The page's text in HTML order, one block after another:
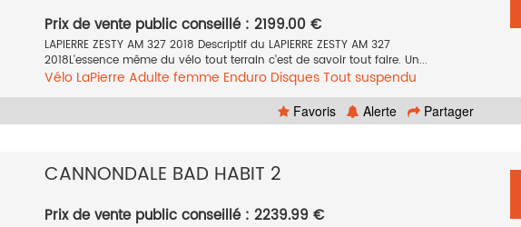
Prix de vente public conseillé : 2199.00 €
LAPIERRE ZESTY AM 327 2018 Descriptif du LAPIERRE ZESTY AM 327
2018L'essence même du vélo tout terrain c'est de savoir tout faire. Un...
Vélo LaPierre Adulte femme Enduro DisquesTout suspendu
27.5 poucesNoir2018
Favoris Alerte Partager
CANNONDALE BAD HABIT 2
Prix de vente public conseillé : 2239.99 €